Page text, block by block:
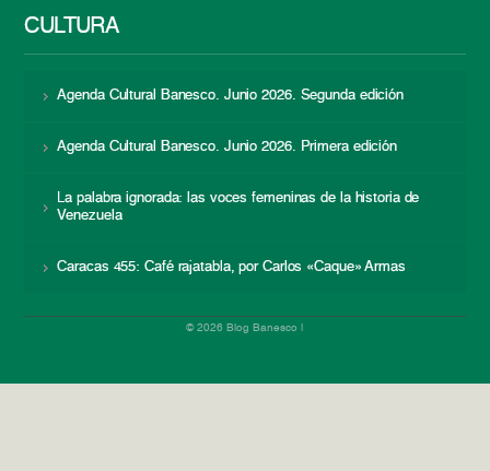
CULTURA
Agenda Cultural Banesco. Junio 2026. Segunda edición
Agenda Cultural Banesco. Junio 2026. Primera edición
La palabra ignorada: las voces femeninas de la historia de
Venezuela
Caracas 455: Café rajatabla, por Carlos «Caque» Armas
© 2026 Blog Banesco |